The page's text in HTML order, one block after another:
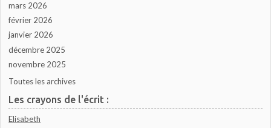
mars 2026
février 2026
janvier 2026
décembre 2025
novembre 2025
Toutes les archives
Les crayons de l'écrit :
Elisabeth